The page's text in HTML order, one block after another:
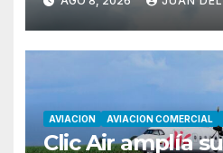
AVIACION AVIACION COMERCIAL
Clic Air amplía